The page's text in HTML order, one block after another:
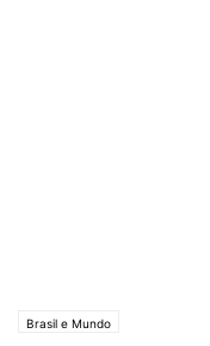
Brasil e Mundo